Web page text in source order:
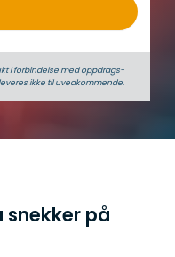
i forbindelse med oppdrags­
ikke til uvedkommende.
snekker på